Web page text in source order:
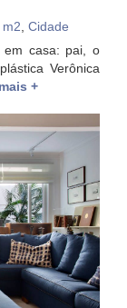
m2, Cidade
em casa: pai, o
Verônica
+